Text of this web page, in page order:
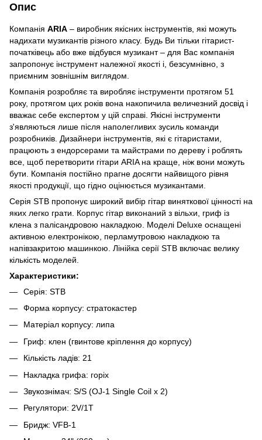
Опис
Компанія ARIA – виробник якісних інструментів, які можуть
надихати музикантів різного класу. Будь Ви тільки гітарист-
початківець або вже відбувся музикант – для Вас компанія
запропонує інструмент належної якості і, безсумнівно, з
приємним зовнішнім виглядом.
Компанія розробляє та виробляє інструменти протягом 51
року, протягом цих років вона накопичила величезний досвід і
вважає себе експертом у цій справі. Якісні інструменти
з'являються лише після наполегливих зусиль команди
розробників. Дизайнери інструментів, які є гітаристами,
працюють з ендорсерами та майстрами по дереву і роблять
все, щоб перетворити гітари ARIA на краще, ніж вони можуть
бути. Компанія постійно прагне досягти найвищого рівня
якості продукції, що гідно оцінюється музикантами.
Серія STB пропонує широкий вибір гітар виняткової цінності на
яких легко грати. Корпус гітар виконаний з вільхи, гриф із
клена з палісандровою накладкою. Моделі Deluxe оснащені
активною електронікою, перламутровою накладкою та
напівзакритою машинкою. Лінійка серії STB включає велику
кількість моделей.
Характеристики:
Серія: STB
Форма корпусу: стратокастер
Матеріал корпусу: липа
Гриф: клен (гвинтове кріплення до корпусу)
Кількість ладів: 21
Накладка грифа: горіх
Звукознімач: S/S (OJ-1 Single Coil x 2)
Регулятори: 2V/1T
Бридж: VFB-1